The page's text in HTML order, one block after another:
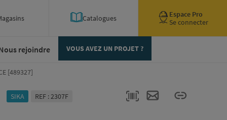
Catalogues
Espace Pro
Se connecter
rejoindre VOUS AVEZ UN PROJET ?
[489327]
SIKA REF : 2307F